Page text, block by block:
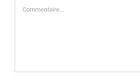
Commentaire